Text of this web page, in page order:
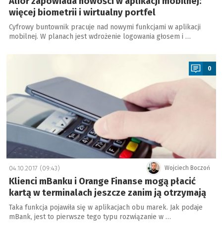
więcej biometrii i wirtualny portfel
Cyfrowy buntownik pracuje nad nowymi funkcjami w aplikacji
mobilnej. W planach jest wdrożenie logowania głosem i …
a
0
Wojciech Boczoń
04.10.2017 (09:43)
Klienci mBanku i Orange Finanse mogą płacić
kartą w terminalach jeszcze zanim ją otrzymają
Taka funkcja pojawiła się w aplikacjach obu marek. Jak podaje
mBank, jest to pierwsze tego typu rozwiązanie w …